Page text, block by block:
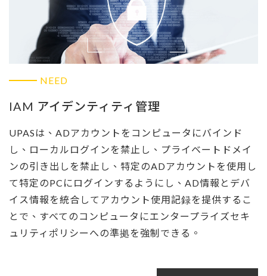
NEED
IAM アイデンティティ管理
UPASは、ADアカウントをコンピュータにバインド
し、ローカルログインを禁止し、プライベートドメイ
ンの引き出しを禁止し、特定のADアカウントを使用し
て特定のPCにログインするようにし、AD情報とデバ
イス情報を統合してアカウント使用記録を提供するこ
とで、すべてのコンピュータにエンタープライズセキ
ュリティポリシーへの準拠を強制できる。